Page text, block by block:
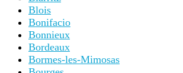
Blois
Bonifacio
Bonnieux
Bordeaux
Bormes-les-Mimosas